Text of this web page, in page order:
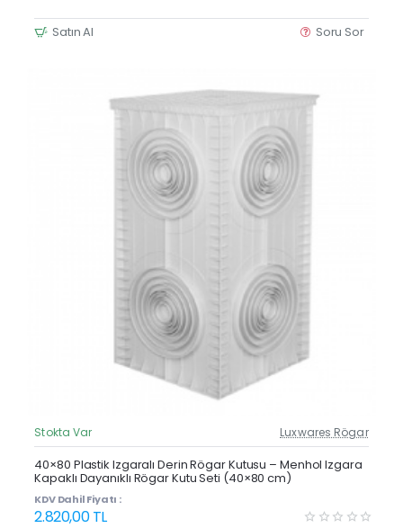
Satın Al Soru Sor
Güncel Fiyat
Yeni Ürün
Stokta Var Luxwares Rögar
40×80 Plastik Izgaralı Derin Rögar Kutusu – Menhol Izgara
Kapaklı Dayanıklı Rögar Kutu Seti (40×80 cm)
KDV Dahil Fiyatı :
2.820,00 TL